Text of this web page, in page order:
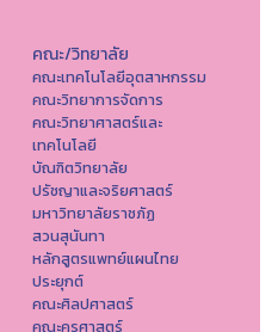
คณะ/วิทยาลัย
คณะเทคโนโลยีอุตสาหกรรม
คณะวิทยาการจัดการ
คณะวิทยาศาสตร์และ
เทคโนโลยี
บัณฑิตวิทยาลัย
ปรัชญาและจริยศาสตร์
มหาวิทยาลัยราชภัฏ
สวนสุนันทา
หลักสูตรแพทย์แผนไทย
ประยุกต์
คณะศิลปศาสตร์
คณะครุศาสตร์